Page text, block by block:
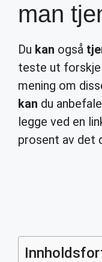
man
Du kan også
teste ut
mening om
kan du
legge ved en
prosent av det